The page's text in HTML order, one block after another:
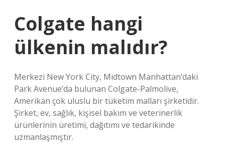
Colgate hangi
ülkenin malıdır?
Merkezi New York City, Midtown Manhattan’daki
Park Avenue’da bulunan Colgate-Palmolive,
Amerikan çok uluslu bir tüketim malları şirketidir.
Şirket, ev, sağlık, kişisel bakım ve veterinerlik
ürünlerinin üretimi, dağıtımı ve tedarikinde
uzmanlaşmıştır.